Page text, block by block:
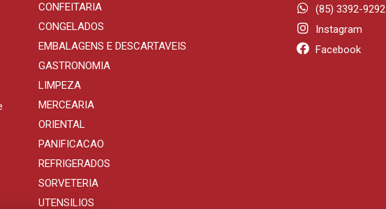
CONFEITARIA
CONGELADOS
EMBALAGENS E DESCARTAVEIS
GASTRONOMIA
LIMPEZA
MERCEARIA
ORIENTAL
PANIFICACAO
REFRIGERADOS
SORVETERIA
UTENSILIOS
(85) 3392-9292
Instagram
Facebook